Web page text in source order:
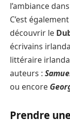
l’ambiance
C’est
découvrir le
écrivains
littéraire
auteurs :
ou encore
Prendre